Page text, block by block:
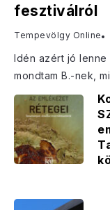
fesztiválról
Tempevölgy Online
Idén azért jó lenne
mondtam B.-nek,